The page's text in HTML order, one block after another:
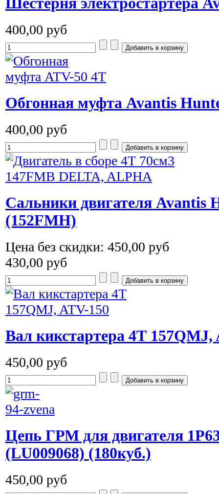
400,00 руб
Обгонная муфта Avantis
400,00 руб
Cальники двигателя Avantis
(152FMH)
Цена без скидки: 450,00 руб
430,00 руб
Вал кикстартера 4Т 157QMJ,
450,00 руб
Цепь ГРМ для двигателя
(LU009068) (180куб.)
450,00 руб